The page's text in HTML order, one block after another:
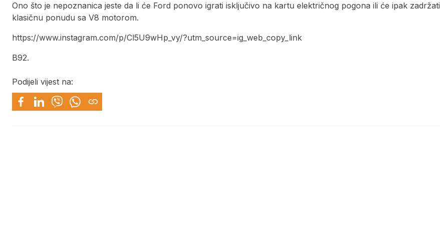
Ono što je nepoznanica jeste da li će Ford ponovo igrati isključivo na kartu električnog pogona ili će ipak zadržati
klasičnu ponudu sa V8 motorom.
https://www.instagram.com/p/Cl5U9wHp_vy/?utm_source=ig_web_copy_link
B92.
Podijeli vijest na: